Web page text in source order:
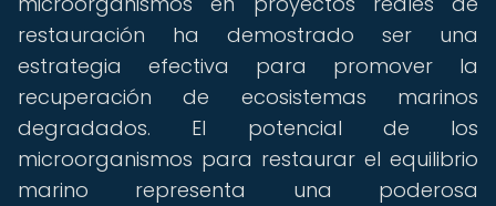
restauración ha demostrado ser una
estrategia efectiva para promover la
recuperación de ecosistemas marinos
degradados. El potencial de los
microorganismos para restaurar el equilibrio
marino representa una poderosa